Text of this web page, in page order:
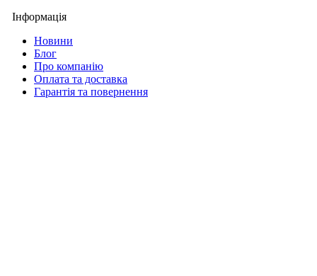
Інформація
Новини
Блог
Про компанію
Оплата та доставка
Гарантія та повернення